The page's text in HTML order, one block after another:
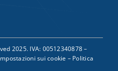
2025. IVA: 00512340878 –
sui cookie – Politica